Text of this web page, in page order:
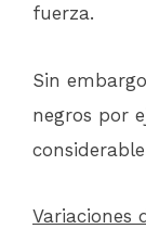
fuerza.
Sin
negros por
Variaciones